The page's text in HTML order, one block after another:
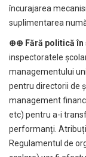
încurajarea
suplimentarea
⊕⊕ Fără politică în
inspectoratele
managementului
pentru directorii de
management
etc) pentru a-i
performanți.
Regulamentul de